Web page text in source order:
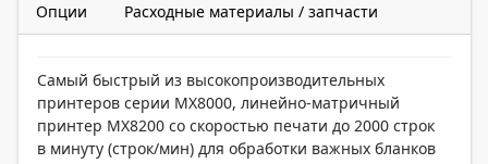
Опции Расходные материалы / запчасти
Самый быстрый из высокопроизводительных
принтеров серии MX8000, линейно-матричный
принтер MX8200 со скоростью печати до 2000 строк
в минуту (строк/мин) для обработки важных бланков